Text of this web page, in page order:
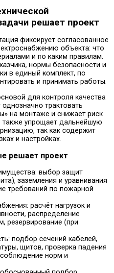
решает проект
фиксирует согласованное
объекта: что
и по каким правилам.
нормы безопасности и
в единый комплект, по
и принимать работы.
для контроля качества
трактовать
на монтаже и снижает риск
также упрощает дальнейшую
так как содержит
и настройках.
решает проект
выбор защит
заземления и уравнивания
требований по пожарной
расчёт нагрузок и
распределение
резервирование (при
подбор сечений кабелей,
щитов, проверка падения
норм и